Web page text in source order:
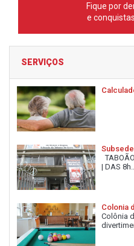
Fique por
e
SERVIÇOS
| DAS 8h...
Colonia
Colônia